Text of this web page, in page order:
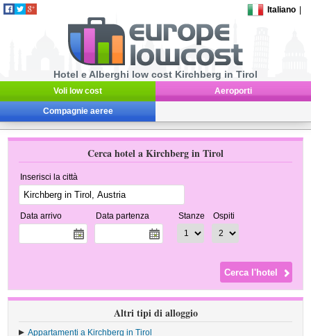
Italiano
Hotel e Alberghi low cost Kirchberg in Tirol
Voli low cost Aeroporti
Compagnie aeree
Cerca hotel a Kirchberg in Tirol
Inserisci la città
Data arrivo Data partenza Stanze Ospiti
Altri tipi di alloggio
Appartamenti a Kirchberg in Tirol